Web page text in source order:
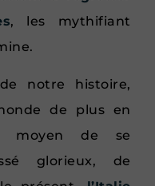
, les mythifiant
notre histoire,
de plus en
moyen de se
glorieux, de